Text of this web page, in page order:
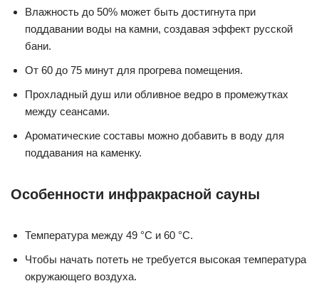
Влажность до 50% может быть достигнута при
поддавании воды на камни, создавая эффект русской
бани.
От 60 до 75 минут для прогрева помещения.
Прохладный душ или обливное ведро в промежутках
между сеансами.
Ароматические составы можно добавить в воду для
поддавания на каменку.
Особенности инфракрасной сауны
Температура между 49 °C и 60 °C.
Чтобы начать потеть не требуется высокая температура
окружающего воздуха.